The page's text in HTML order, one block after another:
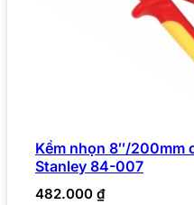
Kềm nhọn 8″/200mm
Stanley 84-007
482.000 ₫